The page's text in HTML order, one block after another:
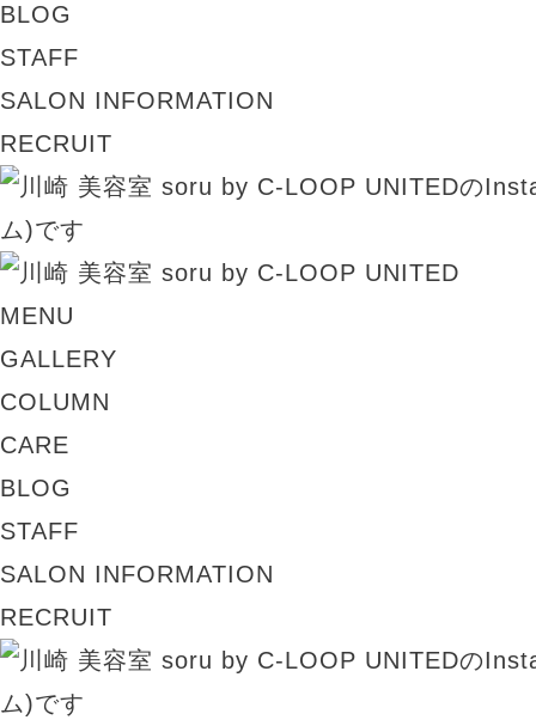
BLOG
STAFF
SALON INFORMATION
RECRUIT
MENU
GALLERY
COLUMN
CARE
BLOG
STAFF
SALON INFORMATION
RECRUIT